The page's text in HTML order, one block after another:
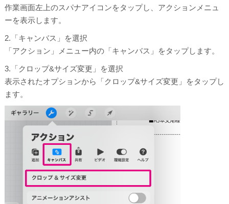
作業画面左上のスパナアイコンをタップし、アクションメニュ
ーを表示します。
2.「キャンバス」を選択
「アクション」メニュー内の「キャンバス」をタップします。
3.「クロップ&サイズ変更」を選択
表示されたオプションから「クロップ&サイズ変更」をタップし
ます。